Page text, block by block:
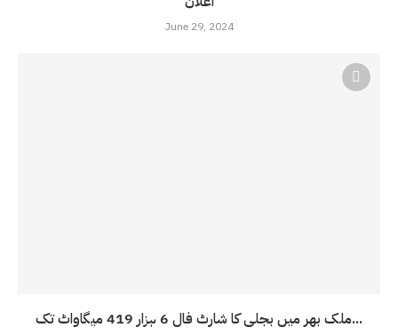
June 29, 2024
ملک بھر میں بجلی کا شارٹ فال 6 ہزار 419 میگاواٹ تک...